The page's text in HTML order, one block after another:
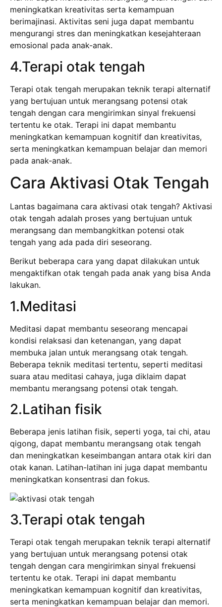
meningkatkan kreativitas serta kemampuan
berimajinasi. Aktivitas seni juga dapat membantu
mengurangi stres dan meningkatkan kesejahteraan
emosional pada anak-anak.
4.Terapi otak tengah
Terapi otak tengah merupakan teknik terapi alternatif
yang bertujuan untuk merangsang potensi otak
tengah dengan cara mengirimkan sinyal frekuensi
tertentu ke otak. Terapi ini dapat membantu
meningkatkan kemampuan kognitif dan kreativitas,
serta meningkatkan kemampuan belajar dan memori
pada anak-anak.
Cara Aktivasi Otak Tengah
Lantas bagaimana cara aktivasi otak tengah? Aktivasi
otak tengah adalah proses yang bertujuan untuk
merangsang dan membangkitkan potensi otak
tengah yang ada pada diri seseorang.
Berikut beberapa cara yang dapat dilakukan untuk
mengaktifkan otak tengah pada anak yang bisa Anda
lakukan.
1.Meditasi
Meditasi dapat membantu seseorang mencapai
kondisi relaksasi dan ketenangan, yang dapat
membuka jalan untuk merangsang otak tengah.
Beberapa teknik meditasi tertentu, seperti meditasi
suara atau meditasi cahaya, juga diklaim dapat
membantu merangsang potensi otak tengah.
2.Latihan fisik
Beberapa jenis latihan fisik, seperti yoga, tai chi, atau
qigong, dapat membantu merangsang otak tengah
dan meningkatkan keseimbangan antara otak kiri dan
otak kanan. Latihan-latihan ini juga dapat membantu
meningkatkan konsentrasi dan fokus.
3.Terapi otak tengah
Terapi otak tengah merupakan teknik terapi alternatif
yang bertujuan untuk merangsang potensi otak
tengah dengan cara mengirimkan sinyal frekuensi
tertentu ke otak. Terapi ini dapat membantu
meningkatkan kemampuan kognitif dan kreativitas,
serta meningkatkan kemampuan belajar dan memori.